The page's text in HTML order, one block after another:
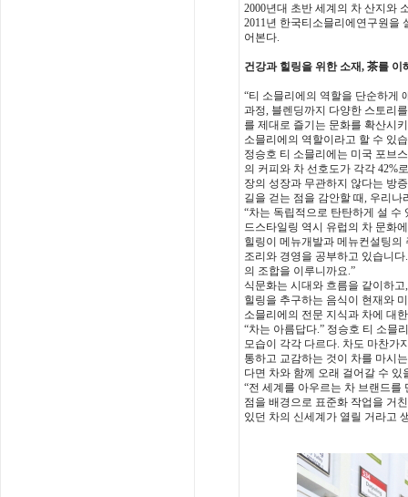
2000년대 초반 세계의 차 산지와
2011년 한국티소믈리에연구원을
어본다.
건강과 힐링을 위한 소재, 茶를 이
“티 소믈리에의 역할을 단순하게
과정, 블렌딩까지 다양한 스토리
를 제대로 즐기는 문화를 확산시
소믈리에의 역할이라고 할 수 있
정승호 티 소믈리에는 미국 포브
의 커피와 차 선호도가 각각 42%
장의 성장과 무관하지 않다는 방
길을 걷는 점을 감안할 때, 우리
“차는 독립적으로 탄탄하게 설
드스타일링 역시 유럽의 차 문화
힐링이 메뉴개발과 메뉴컨설팅의
조리와 경영을 공부하고 있습니
의 조합을 이루니까요.”
식문화는 시대와 흐름을 같이하
힐링을 추구하는 음식이 현재와
소믈리에의 전문 지식과 차에 대
“차는 아름답다.” 정승호 티 소믈
모습이 각각 다르다. 차도 마찬가
통하고 교감하는 것이 차를 마시
다면 차와 함께 오래 걸어갈 수
“전 세계를 아우르는 차 브랜드
점을 배경으로 표준화 작업을 거
있던 차의 신세계가 열릴 거라고